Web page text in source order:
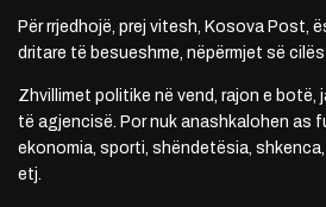
Për rrjedhojë, prej vitesh, Kosova Post,
dritare të besueshme, nëpërmjet së
Zhvillimet politike në vend, rajon e botë,
të agjencisë. Por nuk anashkalohen as
ekonomia, sporti, shëndetësia,
etj.